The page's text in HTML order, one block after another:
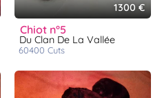
1300 €
chiot n°5
Du Clan De La Vallée
60400 cuts